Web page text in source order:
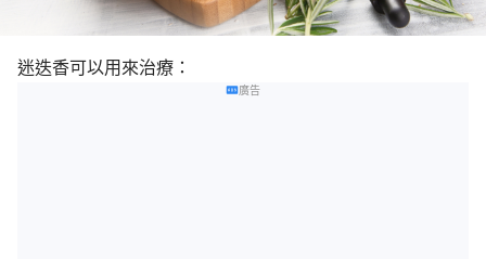
迷迭香可以用來治療：
廣告